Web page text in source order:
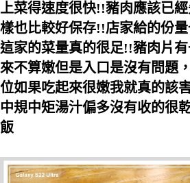
上菜得速度很快!!豬肉應該已
樣也比較好保存!!店家給的份量
這家的菜量真的很足!!豬肉片
來不算嫩但是入口是沒有問題
位如果吃起來很嫩我就真的該
中規中矩湯汁偏多沒有收的很
飯